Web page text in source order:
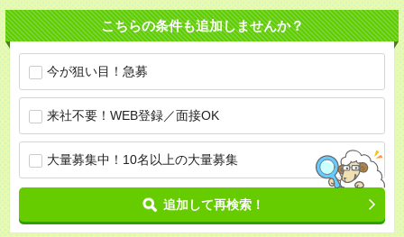
こちらの条件も追加しませんか？
今が狙い目！急募
来社不要！WEB登録／面接OK
大量募集中！10名以上の大量募集
追加して再検索！